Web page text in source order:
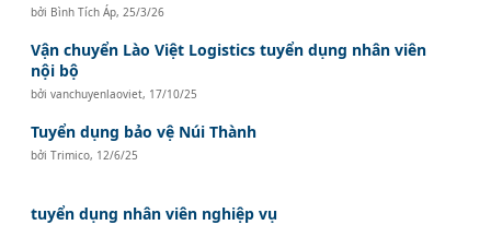
bởi Bình Tích Áp, 25/3/26
Vận chuyển Lào Việt Logistics tuyển dụng nhân viên
nội bộ
bởivanchuyenlaoviet, 17/10/25
Tuyển dụng bảo vệ Núi Thành
bởiTrimico, 12/6/25
tuyển dụng nhân viên nghiệp vụ